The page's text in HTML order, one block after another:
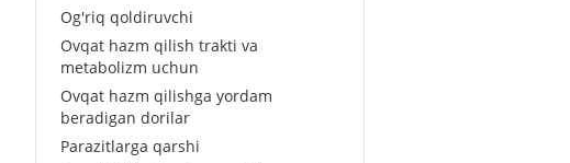
Og'riq qoldiruvchi
Ovqat hazm qilish trakti va
metabolizm uchun
Ovqat hazm qilishga yordam
beradigan dorilar
Parazitlarga qarshi